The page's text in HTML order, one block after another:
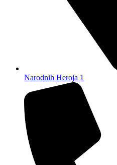
Narodnih Heroja 1